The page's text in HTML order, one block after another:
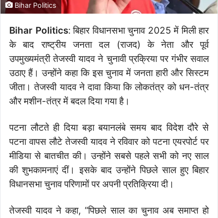
Bihar Politics
Bihar Politics: बिहार विधानसभा चुनाव 2025 में मिली हार
के बाद राष्ट्रीय जनता दल (राजद) के नेता और पूर्व
उपमुख्यमंत्री तेजस्वी यादव ने चुनावी प्रक्रिया पर गंभीर सवाल
उठाए हैं। उन्होंने कहा कि इस चुनाव में जनता हारी और सिस्टम
जीता। तेजस्वी यादव ने दावा किया कि लोकतंत्र को धन-तंत्र
और मशीन-तंत्र में बदल दिया गया है।
पटना लौटते ही दिया बड़ा बयानलंबे समय बाद विदेश दौरे से
पटना वापस लौटे तेजस्वी यादव ने रविवार को पटना एयरपोर्ट पर
मीडिया से बातचीत की। उन्होंने सबसे पहले सभी को नए साल
की शुभकामनाएं दीं। इसके बाद उन्होंने पिछले साल हुए बिहार
विधानसभा चुनाव परिणामों पर अपनी प्रतिक्रिया दी।
तेजस्वी यादव ने कहा, “पिछले साल का चुनाव अब समाप्त हो